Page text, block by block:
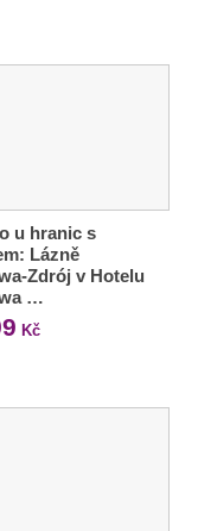
u hranic s
Lázně
Zdrój v Hotelu
…
Kč